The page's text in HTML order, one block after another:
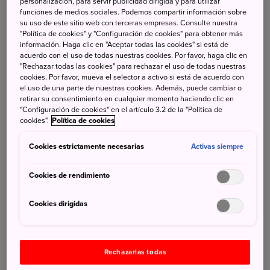
disfrutar en Japón
26 de Agosto de 2022
JNTO - Japan National Tourism Organization
funciones de medios sociales. Podemos compartir información sobre
su uso de este sitio web con terceras empresas. Consulte nuestra
"Política de cookies" y "Configuración de cookies" para obtener más
información. Haga clic en "Aceptar todas las cookies" si está de
acuerdo con el uso de todas nuestras cookies. Por favor, haga clic en
"Rechazar todas las cookies" para rechazar el uso de todas nuestras
cookies. Por favor, mueva el selector a activo si está de acuerdo con
el uso de una parte de nuestras cookies. Además, puede cambiar o
retirar su consentimiento en cualquier momento haciendo clic en
"Configuración de cookies" en el artículo 3.2 de la "Política de
cookies". Política de cookies
Cookies estrictamente necesarias Activas siempre
Cookies de rendimiento
Cookies dirigidas
Rechazarlas todas